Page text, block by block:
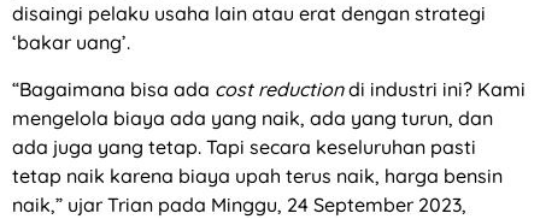
disaingi pelaku usaha lain atau erat dengan strategi
‘bakar uang’.
“Bagaimana bisa ada cost reductiondi industri ini? Kami
mengelola biaya ada yang naik, ada yang turun, dan
ada juga yang tetap. Tapi secara keseluruhan pasti
tetap naik karena biaya upah terus naik, harga bensin
naik,” ujar Trian pada Minggu, 24 September 2023,